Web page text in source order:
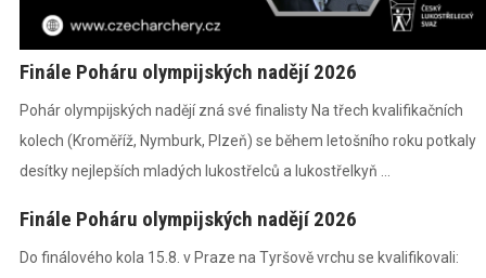
Finále Poháru olympijských nadějí 2026
Pohár olympijských nadějí zná své finalisty Na třech kvalifikačních
kolech (Kroměříž, Nymburk, Plzeň) se během letošního roku potkaly
desítky nejlepších mladých lukostřelců a lukostřelkyň ...
Finále Poháru olympijských nadějí 2026
Do finálového kola 15.8. v Praze na Tyršově vrchu se kvalifikovali: